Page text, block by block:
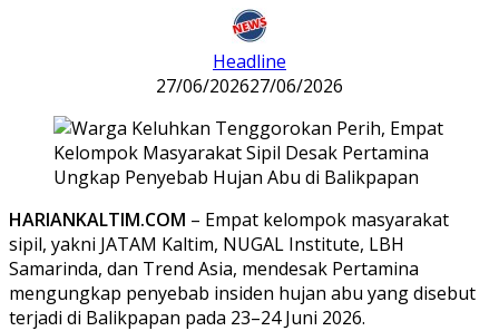
Headline
27/06/202627/06/2026
HARIANKALTIM.COM – Empat kelompok masyarakat
sipil, yakni JATAM Kaltim, NUGAL Institute, LBH
Samarinda, dan Trend Asia, mendesak Pertamina
mengungkap penyebab insiden hujan abu yang disebut
terjadi di Balikpapan pada 23–24 Juni 2026.